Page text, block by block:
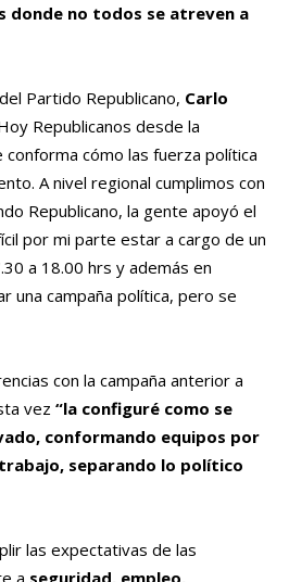
donde no todos se atreven a
Partido Republicano, Carlo
Republicanos desde la
cómo las fuerza política
A nivel regional cumplimos con
Republicano, la gente apoyó el
por mi parte estar a cargo de un
a 18.00 hrs y además en
una campaña política, pero se
con la campaña anterior a
vez “la configuré como se
conformando equipos por
separando lo político
las expectativas de las